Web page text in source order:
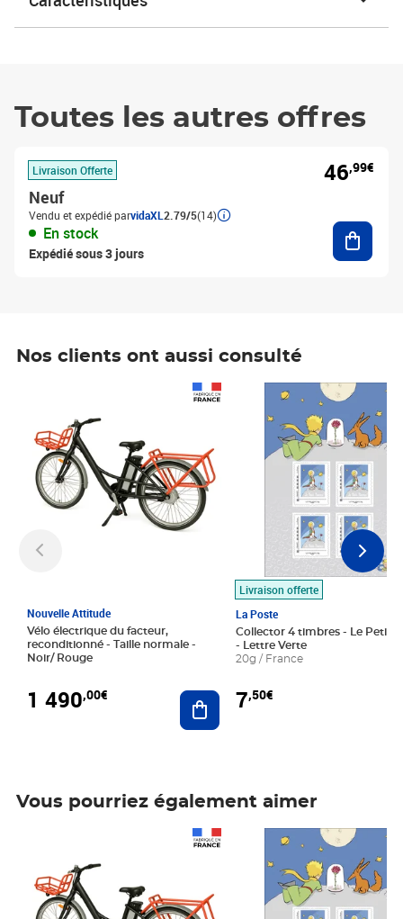
Toutes les autres offres
Livraison Offerte
Neuf
Vendu et expédié parvidaXL 2.79/5(14)
En stock
Expédié sous 3 jours
46,99€
Nos clients ont aussi consulté
Nouvelle Attitude
Vélo électrique du facteur,
reconditionné - Taille normale -
Noir/ Rouge
1 490,00€ Ajouter au panier
Livraison offerte
La Poste
Collector 4 timbres - Le Petit
- Lettre Verte
20g / France
7,50€
Prix 7,50€
Vous pourriez également aimer
Prix 7,50€